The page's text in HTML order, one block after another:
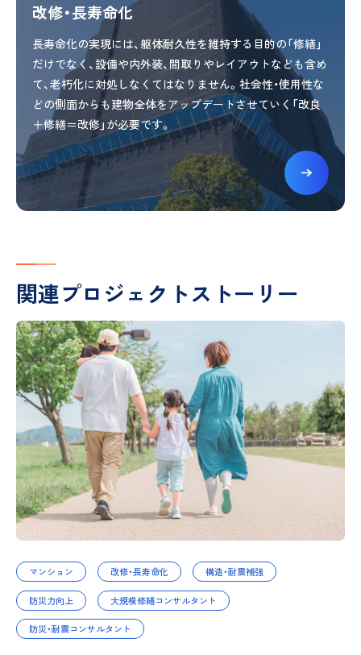
改修・長寿命化
長寿命化の実現には、躯体耐久性を維持する目的の「修繕」
だけでなく、設備や内外装、間取りやレイアウトなども含め
て、老朽化に対処しなくてはなりません。社会性・使用性な
どの側面からも建物全体をアップデートさせていく「改良
＋修繕＝改修」が必要です。
関連プロジェクトストーリー
マンション 改修・長寿命化 構造・耐震補強
防災力向上 大規模修繕コンサルタント
防災・耐震コンサルタント